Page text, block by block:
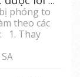
phóng to
theo các
1. Thay